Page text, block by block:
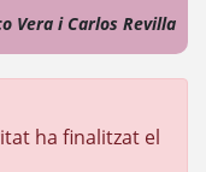
Vera i Carlos Revilla
ha finalitzat el